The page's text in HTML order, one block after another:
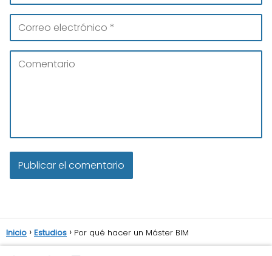
Inicio Estudios Por qué hacer un Máster BIM